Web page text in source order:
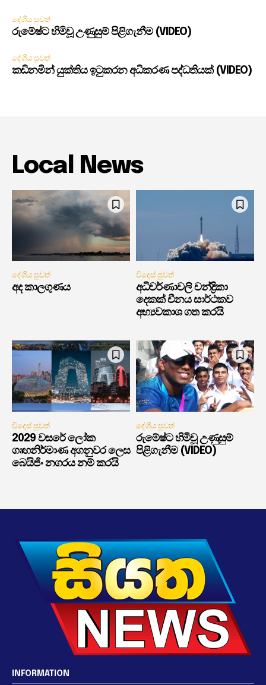
දේශීය පුවත්
රුමේෂ්ට හිමිවූ උණුසුම් පිළිගැනීම (VIDEO)
දේශීය පුවත්
කඩිනමින් යුක්තිය ඉටුකරන අධිකරණ පද්ධතියක් (VIDEO)
Local News
දේශීය පුවත්
අද කාලගුණය
විදෙස් පුවත්
අධිවර්ණාවලි චන්ද්‍රිකා
දෙකක් චීනය සාර්ථකව
අභ්‍යවකාශ ගත කරයි
විදෙස් පුවත්
2029 වසරේ ලෝක
ගෘහනිර්මාණ අගනුවර ලෙස
බෙයිජිං නගරය නම් කරයි
දේශීය පුවත්
රුමේෂ්ට හිමිවූ උණුසුම්
පිළිගැනීම (VIDEO)
INFORMATION